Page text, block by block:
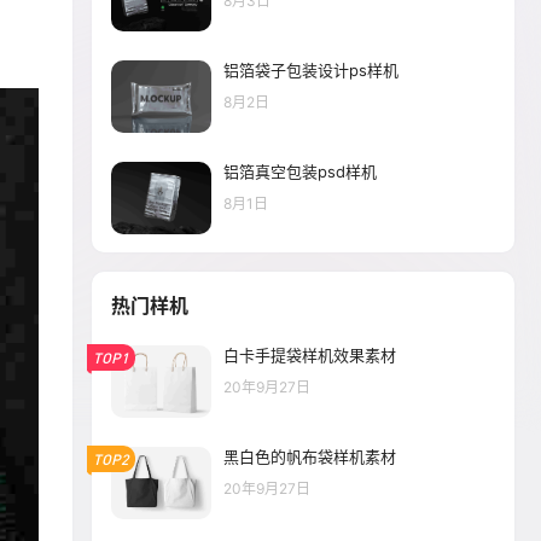
铝箔袋子包装设计ps样机
8月2日
铝箔真空包装psd样机
8月1日
热门样机
TOP1 白卡手提袋样机效果素材
20年9月27日
TOP2 黑白色的帆布袋样机素材
20年9月27日